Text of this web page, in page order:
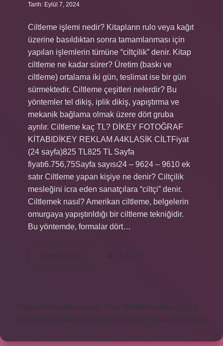
Tarih: Eylül 7, 2024
Ciltleme işlemi nedir? Kitapların rulo veya kağıt
üzerine basıldıktan sonra tamamlanması için
yapılan işlemlerin tümüne “ciltçilik” denir. Kitap
ciltleme ne kadar sürer? Üretim (baskı ve
ciltleme) ortalama iki gün, teslimat ise bir gün
sürmektedir. Ciltleme çeşitleri nelerdir? Bu
yöntemler tel dikiş, iplik dikiş, yapıştırma ve
mekanik bağlama olmak üzere dört gruba
ayrılır. Ciltleme kaç TL? DİKEY FOTOĞRAF
KİTABIDİKEY REKLAM A4KLASİK CİLTFiyat
(24 sayfa)825 TL825 TL Sayfa
fiyatı6.756,75Sayfa sayısı24 – 9624 – 9610 ek
satır Ciltleme yapan kişiye ne denir? Ciltçilik
mesleğini icra eden sanatçılara “ciltçi” denir.
Ciltlemek nasıl? Amerikan ciltleme, belgelerin
omurgaya yapıştırıldığı bir ciltleme tekniğidir.
Bu yöntemde, formalar dört…
Devamını okuyun
Ciltleme
Işlemi
14 Yorum
https://rosmedforum.com
https://btibbimedikal.com.tr
https://megaplan.com.tr knight online nttgame Sitemap